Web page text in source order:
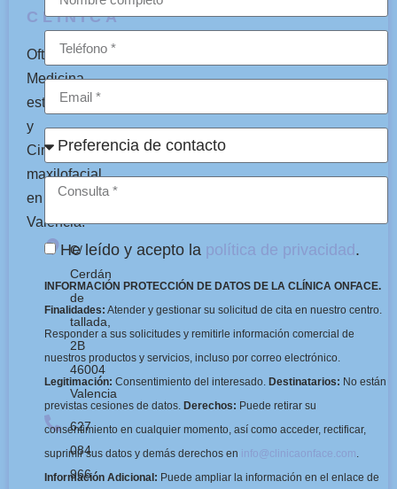
CLÍNICA
Oftalmología,
Medicina
estética
y
Cirugía
maxilofacial
en
Valencia.
C/
Cerdán
de
tallada,
2B
46004
Valencia
627
084
966
He leído y acepto la política de privacidad.
INFORMACIÓN PROTECCIÓN DE DATOS DE LA CLÍNICA ONFACE.
Finalidades: Atender y gestionar su solicitud de cita en nuestro centro.
Responder a sus solicitudes y remitirle información comercial de
nuestros productos y servicios, incluso por correo electrónico.
Legitimación: Consentimiento del interesado. Destinatarios: No están
previstas cesiones de datos. Derechos: Puede retirar su
consentimiento en cualquier momento, así como acceder, rectificar,
suprimir sus datos y demás derechos en info@clinicaonface.com.
Información Adicional: Puede ampliar la información en el enlace de